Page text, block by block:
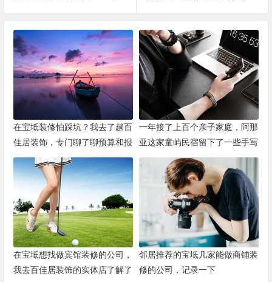
在宝坻装修怕踩坑？我去了趟百
佳居装饰，专门聊了聊预算和报
价
一年接了上百个亲子家庭，阿那
亚这家童屿民宿留下了一些手写
卡片
在宝坻想找做宾馆装修的公司，
我去百佳居装饰的实体店了解了
邻居推荐的宝坻几家能做商铺装
修的公司，记录一下